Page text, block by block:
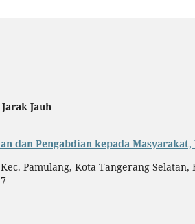
Jauh
dan Pengabdian kepada
Pamulang, Kota Tangerang